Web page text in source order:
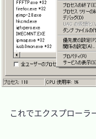
これでエクスプローラ